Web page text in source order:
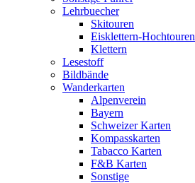
Lehrbuecher
Skitouren
Eisklettern-Hochtouren
Klettern
Lesestoff
Bildbände
Wanderkarten
Alpenverein
Bayern
Schweizer Karten
Kompasskarten
Tabacco Karten
F&B Karten
Sonstige